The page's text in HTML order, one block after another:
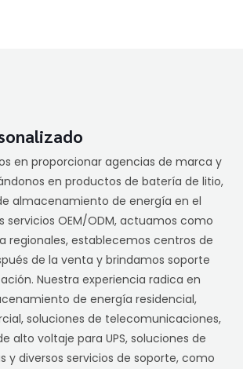
en proporcionar agencias de marca y
en productos de batería de litio,
almacenamiento de energía en el
servicios OEM/ODM, actuamos como
regionales, establecemos centros de
de la venta y brindamos soporte
Nuestra experiencia radica en
de energía residencial,
soluciones de telecomunicaciones,
alto voltaje para UPS, soluciones de
y diversos servicios de soporte, como